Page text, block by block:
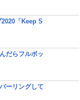
「Keep S
だらフルボッ
ーリングして